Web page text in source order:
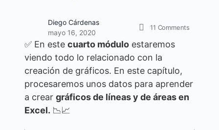
Diego Cárdenas
mayo 16, 2020
11 Comments
✅ En este cuarto módulo estaremos
viendo todo lo relacionado con la
creación de gráficos. En este capítulo,
procesaremos unos datos para aprender
a crear gráficos de líneas y de áreas en
Excel. 📉📈